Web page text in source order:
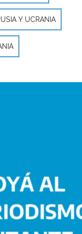
Y UCRANIA